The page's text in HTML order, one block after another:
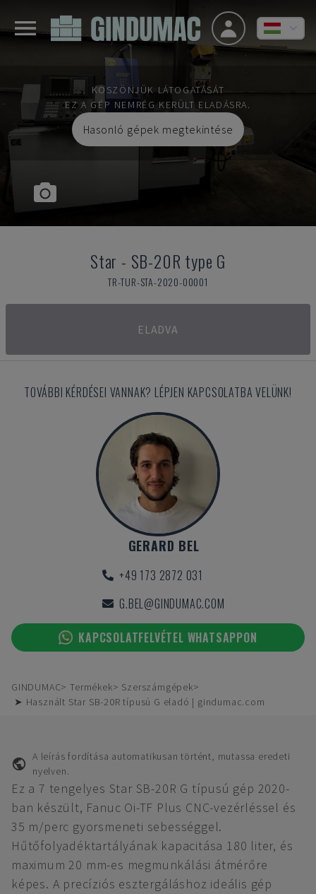
KÖSZÖNJÜK LÁTOGATÁSÁT
EZ A GÉP NEMRÉG KERÜLT ELADÁSRA.
Hasonló gépek megtekintése
Star - SB-20R type G
TR-TUR-STA-2020-00001
ELADVA
TOVÁBBI KÉRDÉSEI VANNAK? LÉPJEN KAPCSOLATBA VELÜNK!
GERARD BEL
+49 173 2872 031
G.BEL@GINDUMAC.COM
KAPCSOLATFELVÉTEL WHATSAPPON
GINDUMAC Termékek
Szerszámgépek
➤ Használt Star SB-20R típusú G eladó | gindumac.com
A leírás fordítása automatikusan történt, mutassa eredeti
nyelven.
Ez a 7 tengelyes Star SB-20R G típusú gép 2020-
ban készült, Fanuc Oi-TF Plus CNC-vezérléssel és
35 m/perc gyorsmeneti sebességgel.
Hűtőfolyadéktartályának kapacitása 180 liter, és
maximum 20 mm-es megmunkálási átmérőre
képes. A precíziós esztergáláshoz ideális gép